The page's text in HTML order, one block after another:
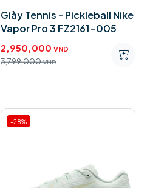
Giày Tennis - Pickleball Nike
Vapor Pro 3 FZ2161-005
2,950,000 VND
3,799,000 VND
-28%